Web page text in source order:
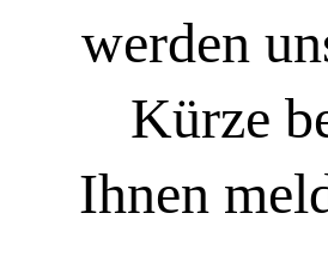
werden
Kürze
Ihnen